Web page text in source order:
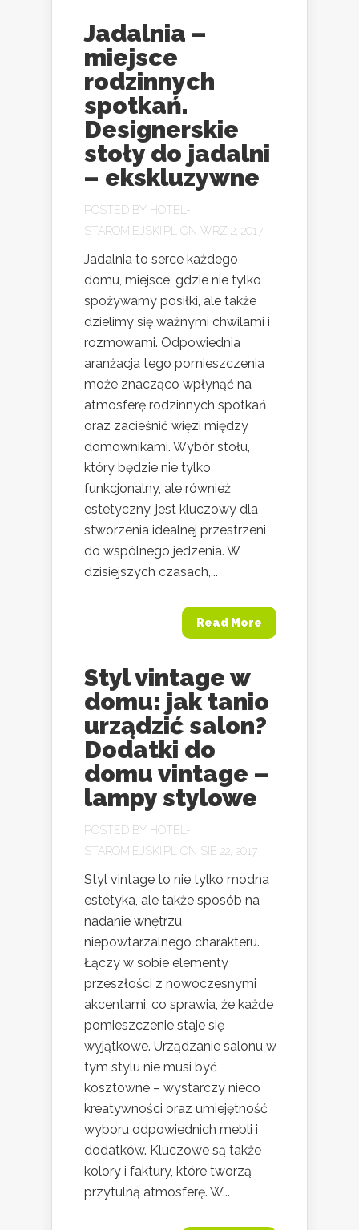
Jadalnia –
miejsce
rodzinnych
spotkań.
Designerskie
stoły do jadalni
– ekskluzywne
POSTED BY HOTEL-
STAROMIEJSKI.PL
ON WRZ 2, 2017
Jadalnia to serce każdego
domu, miejsce, gdzie nie tylko
spożywamy posiłki, ale także
dzielimy się ważnymi chwilami i
rozmowami. Odpowiednia
aranżacja tego pomieszczenia
może znacząco wpłynąć na
atmosferę rodzinnych spotkań
oraz zacieśnić więzi między
domownikami. Wybór stołu,
który będzie nie tylko
funkcjonalny, ale również
estetyczny, jest kluczowy dla
stworzenia idealnej przestrzeni
do wspólnego jedzenia. W
dzisiejszych czasach,...
Read More
Styl vintage w
domu: jak tanio
urządzić salon?
Dodatki do
domu vintage –
lampy stylowe
POSTED BY HOTEL-
STAROMIEJSKI.PL
ON SIE 22, 2017
Styl vintage to nie tylko modna
estetyka, ale także sposób na
nadanie wnętrzu
niepowtarzalnego charakteru.
Łączy w sobie elementy
przeszłości z nowoczesnymi
akcentami, co sprawia, że każde
pomieszczenie staje się
wyjątkowe. Urządzanie salonu w
tym stylu nie musi być
kosztowne – wystarczy nieco
kreatywności oraz umiejętność
wyboru odpowiednich mebli i
dodatków. Kluczowe są także
kolory i faktury, które tworzą
przytulną atmosferę. W...